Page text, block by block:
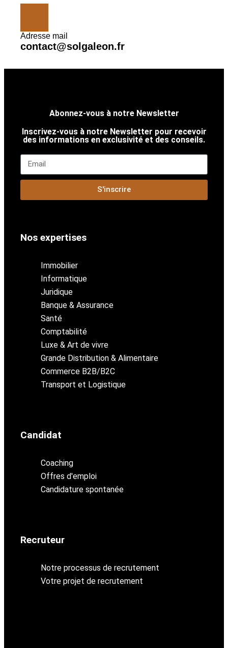
Adresse mail
contact@solgaleon.fr
Abonnez-vous à notre Newsletter
Inscrivez-vous à notre Newsletter pour recevoir
des informations en exclusivité et des conseils.
S'inscrire
Nos expertises
Immobilier
Informatique
Juridique
Banque & Assurance
Santé
Comptabilité
Luxe & Art de vivre
Grande Distribution & Alimentaire
Commerce B2B/B2C
Transport et Logistique
Candidat
Coaching
Offres d'emploi
Candidature spontanée
Recruteur
Notre processus de recrutement
Votre projet de recrutement